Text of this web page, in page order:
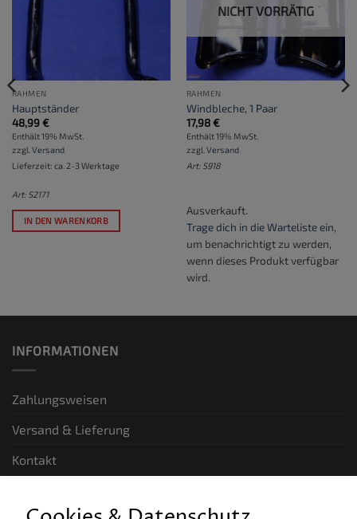
RAHMEN
Hauptständer
48,99€
Enthält 19% MwSt.
zzgl. Versand
Lieferzeit: ca. 2-3 Werktage
Art: S2171
IN DEN WARENKORB
NICHT VORRÄTIG
RAHMEN
Windbleche, 1 Paar
17,98€
Enthält 19% MwSt.
zzgl. Versand
Art: S918
Ausverkauft.
Trage dich in die Warteliste ein,
um benachrichtigt zu werden,
wenn dieses Produkt verfügbar
wird.
INFORMATIONEN
Zahlungsweisen
Versand & Lieferung
Kontakt